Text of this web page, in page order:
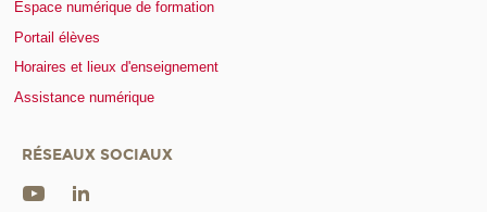
Espace numérique de formation
Portail élèves
Horaires et lieux d'enseignement
Assistance numérique
RÉSEAUX SOCIAUX